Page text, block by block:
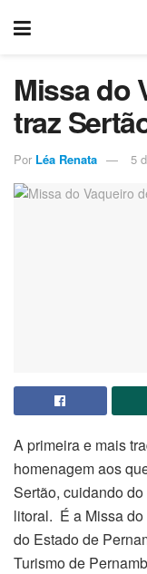
Missa do
traz
Por Léa Renata 5
A primeira e mais
homenagem aos
Sertão, cuidando
litoral. É a Missa
do Estado de
Turismo de